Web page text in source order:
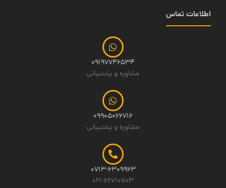
اطلاعات تماس
09197746534
مشاوره و پشتیبانی
09905066716
مشاوره و پشتیبانی
0713-6309963
021-66710703